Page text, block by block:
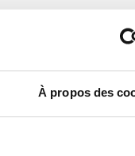
À propos des